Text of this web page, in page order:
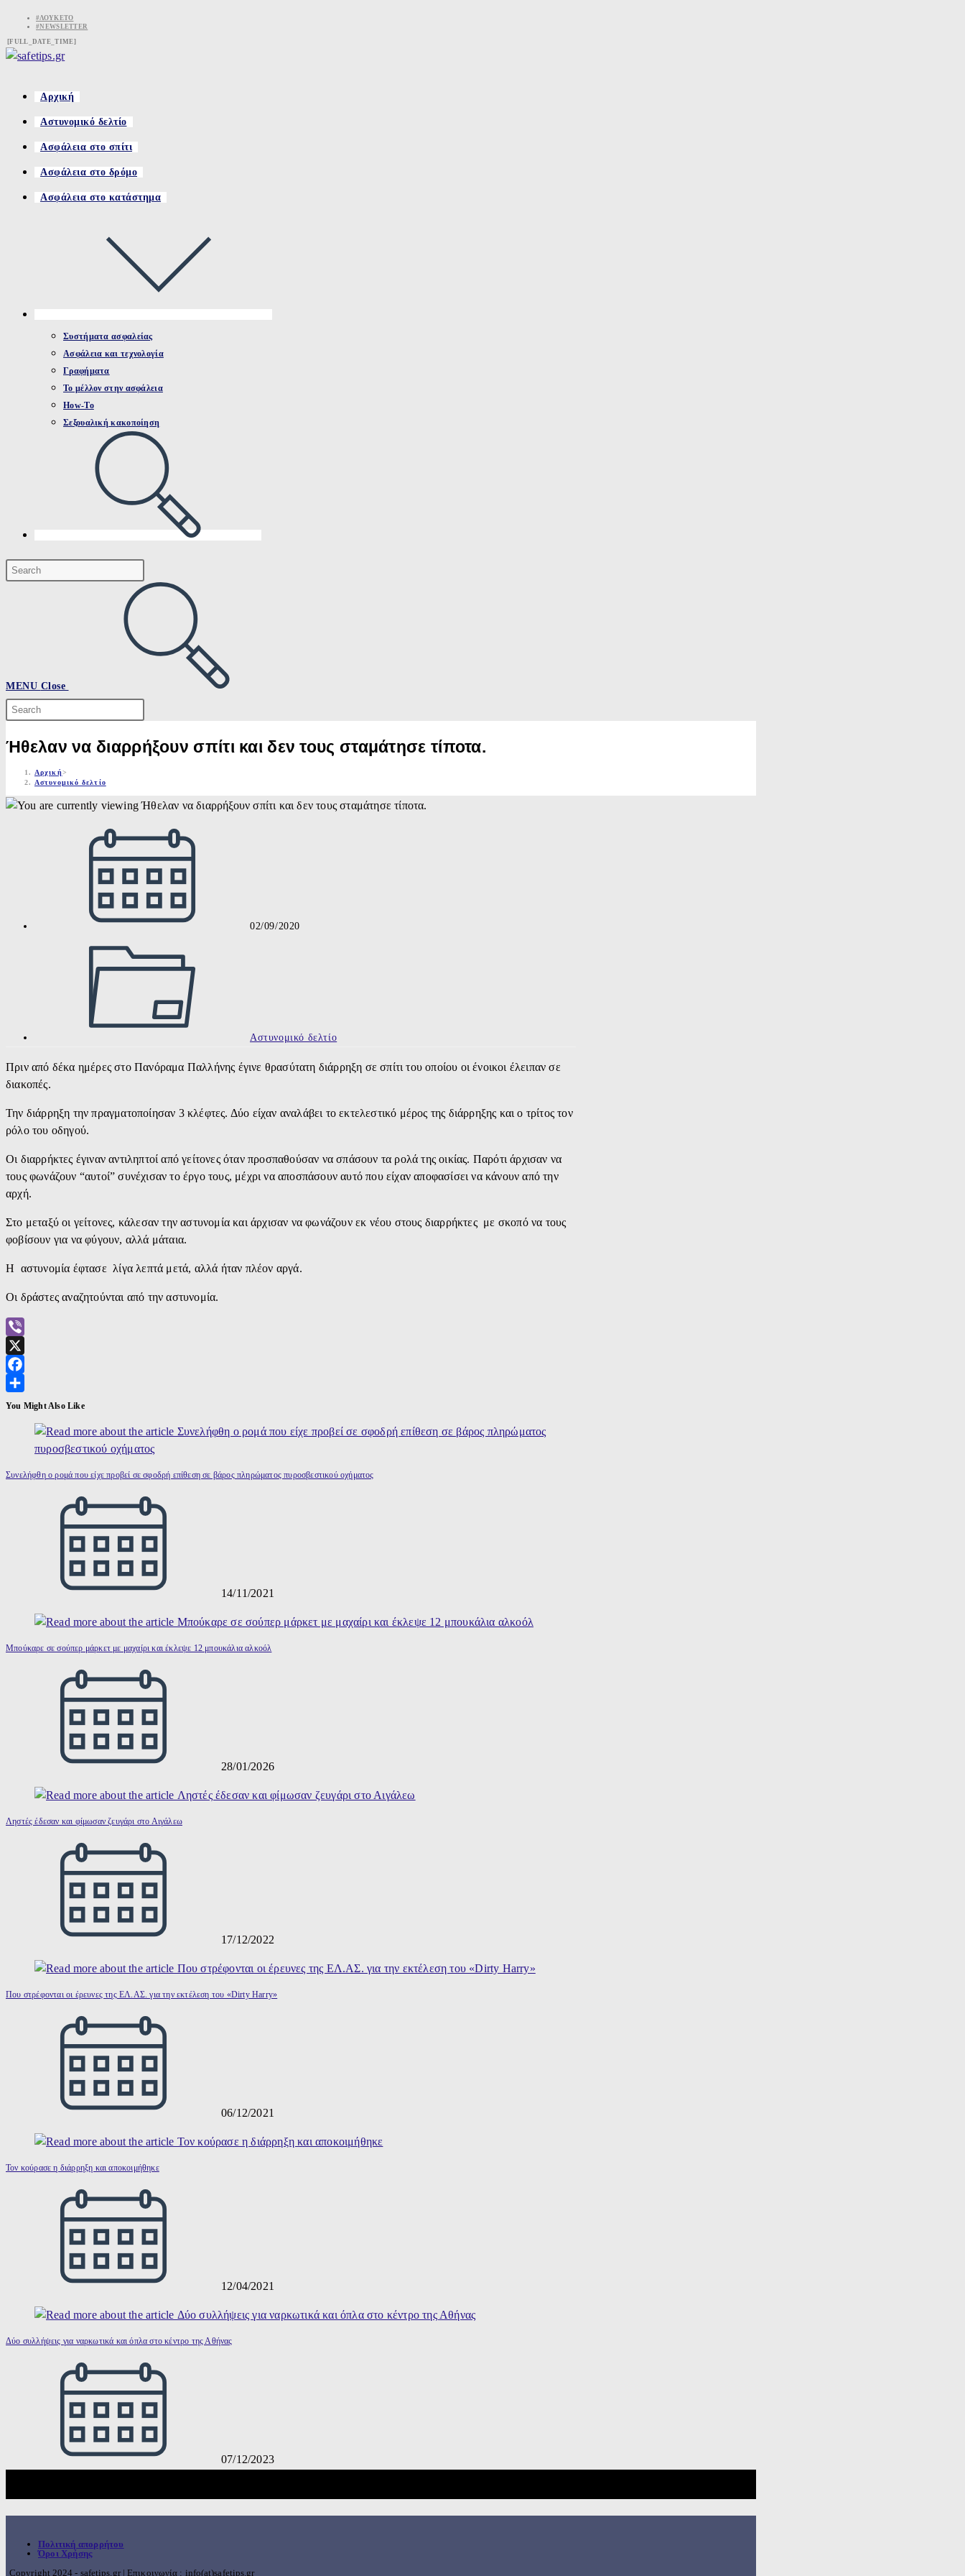
content
#ΛΟΥΚΈΤΟ
#NEWSLETTER
[FULL_DATE_TIME]
Αρχική
Αστυνομικό δελτίο
Ασφάλεια στο σπίτι
Ασφάλεια στο δρόμο
Ασφάλεια στο κατάστημα
Συστήματα ασφαλείας
Ασφάλεια και τεχνολογία
Γραφήματα
Το μέλλον στην ασφάλεια
How-To
Σεξουαλική κακοποίηση
MENU Close
Search
this
website
Ήθελαν να διαρρήξουν σπίτι και δεν τους σταμάτησε τίποτα.
Αρχική>
Αστυνομικό δελτίο
02/09/2020
Αστυνομικό δελτίο
Πριν από δέκα ημέρες στο Πανόραμα Παλλήνης έγινε θρασύτατη διάρρηξη σε σπίτι του οποίου οι ένοικοι έλειπαν σε
διακοπές.
Την διάρρηξη την πραγματοποίησαν 3 κλέφτες. Δύο είχαν αναλάβει το εκτελεστικό μέρος της διάρρηξης και ο τρίτος τον
ρόλο του οδηγού.
Οι διαρρήκτες έγιναν αντιληπτοί από γείτονες όταν προσπαθούσαν να σπάσουν τα ρολά της οικίας. Παρότι άρχισαν να
τους φωνάζουν “αυτοί” συνέχισαν το έργο τους, μέχρι να αποσπάσουν αυτό που είχαν αποφασίσει να κάνουν από την
αρχή.
Στο μεταξύ οι γείτονες, κάλεσαν την αστυνομία και άρχισαν να φωνάζουν εκ νέου στους διαρρήκτες με σκοπό να τους
φοβίσουν για να φύγουν, αλλά μάταια.
Η αστυνομία έφτασε λίγα λεπτά μετά, αλλά ήταν πλέον αργά.
Οι δράστες αναζητούνται από την αστυνομία.
Viber
X
Facebook
Μοιραστείτε
You Might Also Like
Συνελήφθη ο ρομά που είχε προβεί σε σφοδρή επίθεση σε βάρος πληρώματος πυροσβεστικού οχήματος
14/11/2021
Μπούκαρε σε σούπερ μάρκετ με μαχαίρι και έκλεψε 12 μπουκάλια αλκοόλ
28/01/2026
Ληστές έδεσαν και φίμωσαν ζευγάρι στο Αιγάλεω
17/12/2022
Που στρέφονται οι έρευνες της ΕΛ.ΑΣ. για την εκτέλεση του «Dirty Harry»
06/12/2021
Τον κούρασε η διάρρηξη και αποκοιμήθηκε
12/04/2021
Δύο συλλήψεις για ναρκωτικά και όπλα στο κέντρο της Αθήνας
07/12/2023
Πολιτική απορρήτου
Όροι Χρήσης
Copyright 2024 - safetips.gr | Επικοινωνία : info(at)safetips.gr